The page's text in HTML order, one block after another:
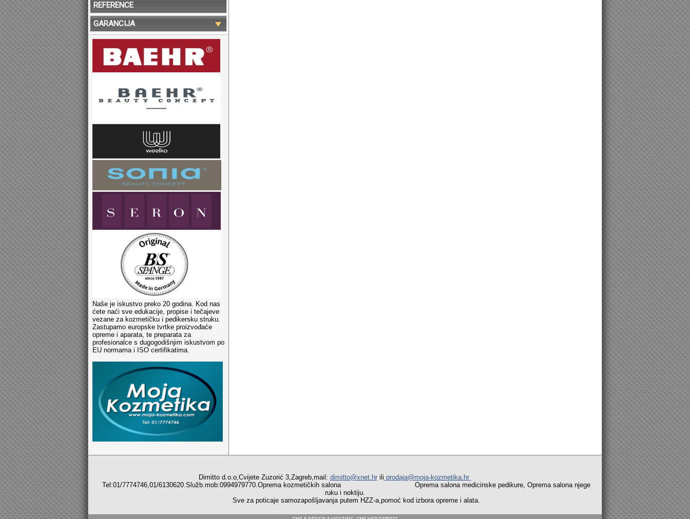
REFERENCE
GARANCIJA
Naše je iskustvo preko 20 godina. Kod nas
ćete naći sve edukacije, propise i tečajeve
vezane za kozmetičku i pedikersku struku.
Zastupamo europske tvrtke proizvođaće
opreme i aparata, te preparata za
profesionalce s dugogodišnjim iskustvom po
EU normama i ISO certifikatima.
Dimitto d.o.o,Cvijete Zuzorić 3,Zagreb,mail: dimitto@xnet.hrili prodaja@moja-kozmetika.hr
Tel:01/7774746,01/6130620.Služb.mob:0994979770.Oprema kozmetičkih salona Oprema salona medicinske pedikure, Oprema salona njege
ruku i noktiju.
Sve za poticaje samozapošljavanja putem HZZ-a,pomoć kod izbora opreme i alata.